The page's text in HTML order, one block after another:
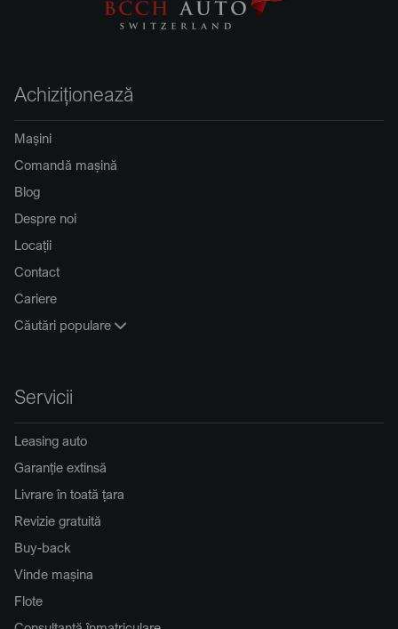
Achiziționează
Mașini
Comandă mașină
Blog
Despre noi
Locații
Contact
Cariere
Căutări populare
Servicii
Leasing auto
Garanție extinsă
Livrare în toată țara
Revizie gratuită
Buy-back
Vinde mașina
Flote